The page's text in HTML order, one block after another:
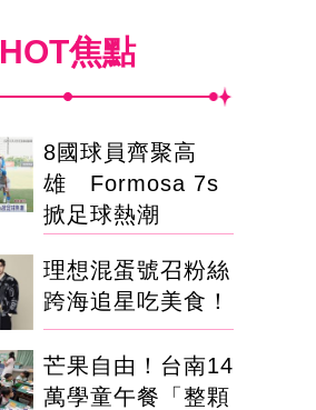
HOT焦點
8國球員齊聚高
雄 Formosa 7s
掀足球熱潮
理想混蛋號召粉絲
跨海追星吃美食！
芒果自由！台南14
萬學童午餐「整顆